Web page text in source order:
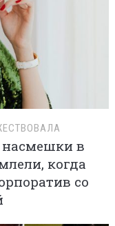
насмешки в
когда
со